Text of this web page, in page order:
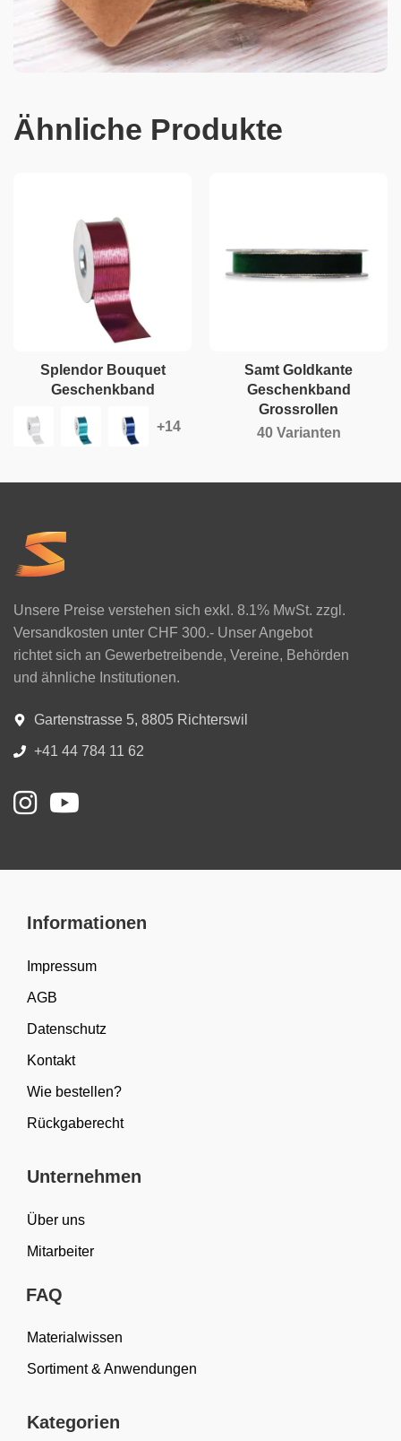
Ähnliche Produkte
Splendor Bouquet
Geschenkband
Samt Goldkante
Geschenkband
Grossrollen
40 Varianten
Unsere Preise verstehen sich exkl. 8.1% MwSt. zzgl.
Versandkosten unter CHF 300.- Unser Angebot
richtet sich an Gewerbetreibende, Vereine, Behörden
und ähnliche Institutionen.
Gartenstrasse 5, 8805 Richterswil
+41 44 784 11 62
Informationen
Impressum
AGB
Datenschutz
Kontakt
Wie bestellen?
Rückgaberecht
Unternehmen
Über uns
Mitarbeiter
FAQ
Materialwissen
Sortiment & Anwendungen
Kategorien